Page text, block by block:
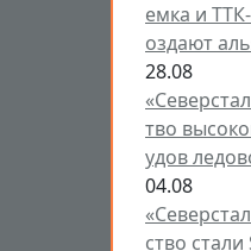
емка и
оздают
28.08
тво
удов
04.08
ство стали